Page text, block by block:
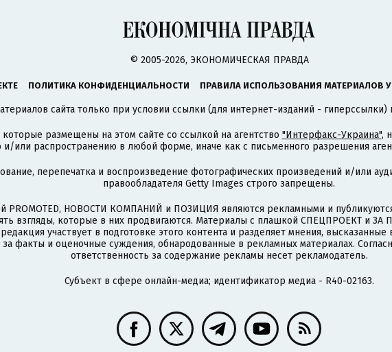
© 2005-2026, ЭКОНОМИЧЕСКАЯ ПРАВДА
ПОЛИТИКА КОНФИДЕНЦИАЛЬНОСТИ ПРАВИЛА ИСПОЛЬЗОВАНИЯ МАТЕРИАЛОВ
сайта только при условии ссылки (для интернет-изданий - гиперссылки)
размещены на этом сайте со ссылкой на агентство "Интерфакс-Украина",
или распространению в любой форме, иначе как с письменного разрешения
перепечатка и воспроизведение фотографических произведений и/или
правообладателя Getty Images строго запрещены.
PROMOTED, НОВОСТИ КОМПАНИЙ и ПОЗИЦИЯ являются рекламными и
взгляды, которые в них продвигаются. Материалы с плашкой СПЕЦПРОЕКТ и ЗА
участвует в подготовке этого контента и разделяет мнения, высказанные
за факты и оценочные суждения, обнародованные в рекламных материалах.
ответственность за содержание рекламы несет рекламодатель.
Субъект в сфере онлайн-медиа; идентификатор медиа - R40-02163.